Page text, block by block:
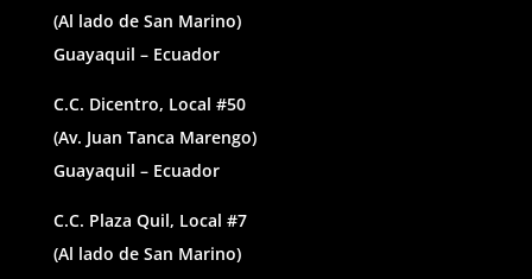
(Al lado de San Marino)
Guayaquil – Ecuador
C.C. Dicentro, Local #50
(Av. Juan Tanca Marengo)
Guayaquil – Ecuador
C.C. Plaza Quil, Local #7
(Al lado de San Marino)